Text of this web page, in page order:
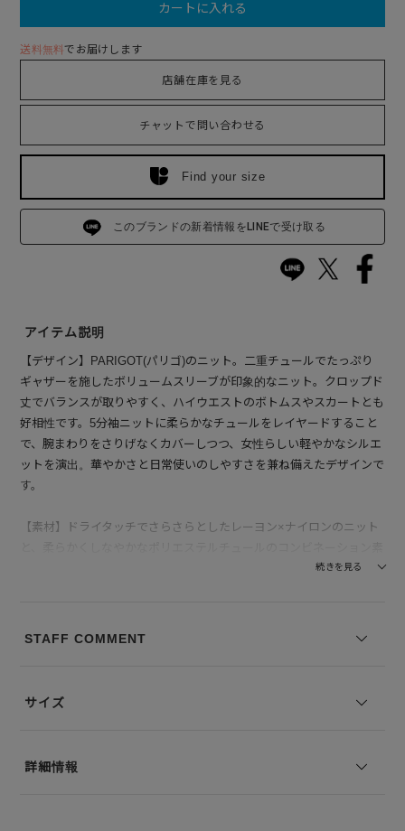
カートに入れる
送料無料でお届けします
店舗在庫を見る
チャットで問い合わせる
Find your size
このブランドの新着情報をLINEで受け取る
アイテム説明
【デザイン】PARIGOT(パリゴ)のニット。二重チュールでたっぷり
ギャザーを施したボリュームスリーブが印象的なニット。クロップド
丈でバランスが取りやすく、ハイウエストのボトムスやスカートとも
好相性です。5分袖ニットに柔らかなチュールをレイヤードすること
で、腕まわりをさりげなくカバーしつつ、女性らしい軽やかなシルエ
ットを演出。華やかさと日常使いのしやすさを兼ね備えたデザインで
す。
【素材】ドライタッチでさらさらとしたレーヨン×ナイロンのニット
材を使用。ニット部分は軽くて肌触りがよく、通気性があり快適な着
続きを見る
STAFF COMMENT
サイズ
詳細情報